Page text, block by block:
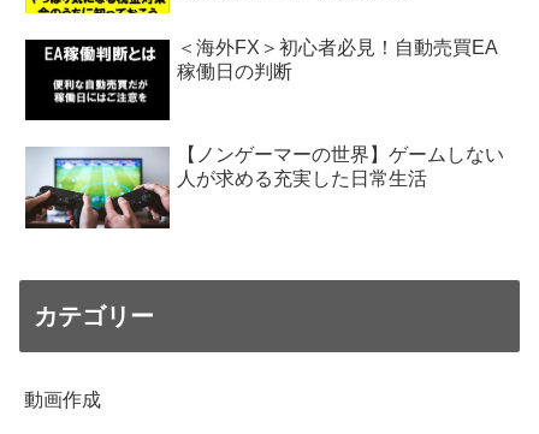
＜海外FX＞初心者必見！自動売買EA
稼働日の判断
【ノンゲーマーの世界】ゲームしない
人が求める充実した日常生活
カテゴリー
動画作成